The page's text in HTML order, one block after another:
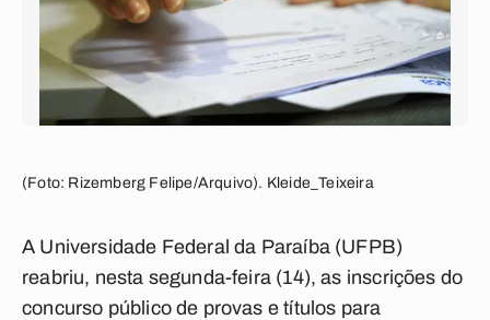
(Foto: Rizemberg Felipe/Arquivo). Kleide_Teixeira
A Universidade Federal da Paraíba (UFPB)
reabriu, nesta segunda-feira (14), as inscrições do
concurso público de provas e títulos para